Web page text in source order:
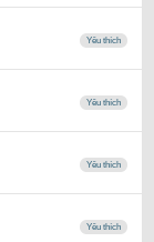
Yêu thích
Yêu thích
Yêu thích
Yêu thích